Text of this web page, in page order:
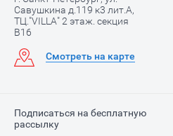
Савушкина д.119 к3 лит.А,
ТЦ."VILLA" 2 этаж. секция
В16
Смотреть на карте
Подписаться на бесплатную
рассылку